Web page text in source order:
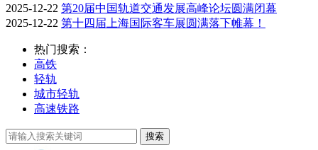
2025-12-22 第20届中国轨道交通发展高峰论坛圆满闭幕
2025-12-22 第十四届上海国际客车展圆满落下帷幕！
热门搜索：
高铁
轻轨
城市轻轨
高速铁路